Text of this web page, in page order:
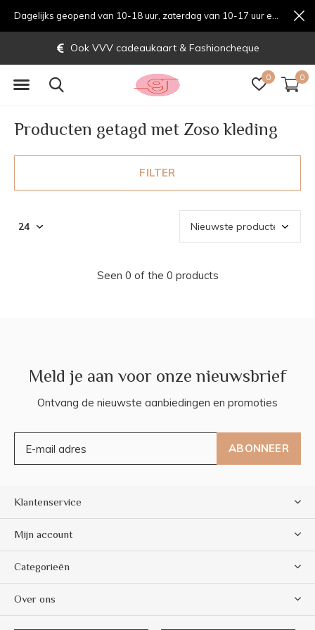
0 0
Ook VVV cadeaukaart & Fashioncheque
Producten getagd met Zoso kleding
FILTER
Seen 0 of the 0 products
Meld je aan voor onze nieuwsbrief
Ontvang de nieuwste aanbiedingen en promoties
ABONNEER
Klantenservice
Mijn account
Categorieën
Over ons